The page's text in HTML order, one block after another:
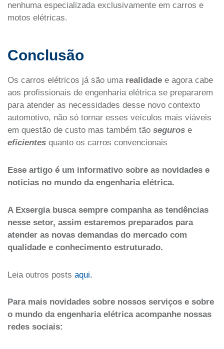
nenhuma especializada exclusivamente em carros e
motos elétricas.
Conclusão
Os carros elétricos já são uma realidade e agora cabe
aos profissionais de engenharia elétrica se prepararem
para atender as necessidades desse novo contexto
automotivo, não só tornar esses veículos mais viáveis
em questão de custo mas também tão seguros e
eficientes quanto os carros convencionais
Esse artigo é um informativo sobre as novidades e
notícias no mundo da engenharia elétrica.
A Exsergia busca sempre companha as tendências
nesse setor, assim estaremos preparados para
atender as novas demandas do mercado com
qualidade e conhecimento estruturado.
Leia outros posts aqui.
Para mais novidades sobre nossos serviços e sobre
o mundo da engenharia elétrica acompanhe nossas
redes sociais: